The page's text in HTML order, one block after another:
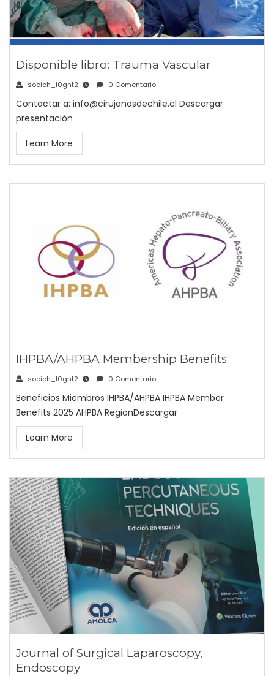
Disponible libro: Trauma Vascular
socich_l0gnt2 0 Comentario
Contactar a: info@cirujanosdechile.cl Descargar
presentación
Learn More
IHPBA/AHPBA Membership Benefits
socich_l0gnt2 0 Comentario
Beneficios Miembros IHPBA/AHPBA IHPBA Member
Benefits 2025 AHPBA RegionDescargar
Learn More
Journal of Surgical Laparoscopy,
Endoscopy